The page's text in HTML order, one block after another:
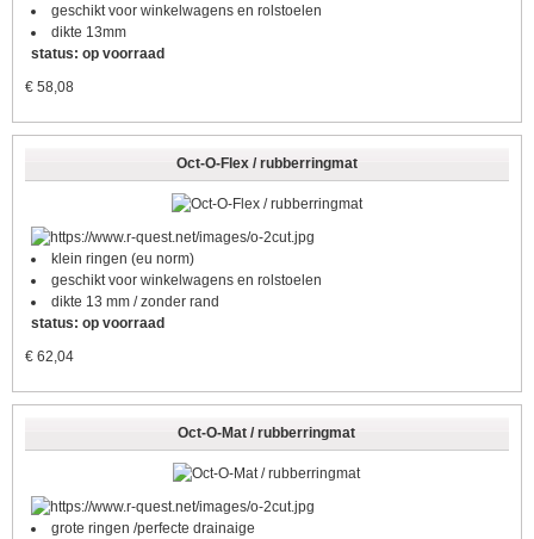
geschikt voor winkelwagens en rolstoelen
dikte 13mm
status: op voorraad
€ 58,08
Oct-O-Flex / rubberringmat
klein ringen (eu norm)
geschikt voor winkelwagens en rolstoelen
dikte 13 mm / zonder rand
status: op voorraad
€ 62,04
Oct-O-Mat / rubberringmat
grote ringen /perfecte drainaige